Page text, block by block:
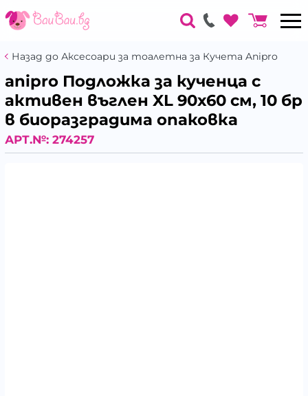
Назад до Аксесоари за тоалетна за Кучета Anipro
anipro Подложка за кученца с
активен въглен XL 90х60 см, 10 бр
в биоразградима опаковка
АРТ.№: 274257